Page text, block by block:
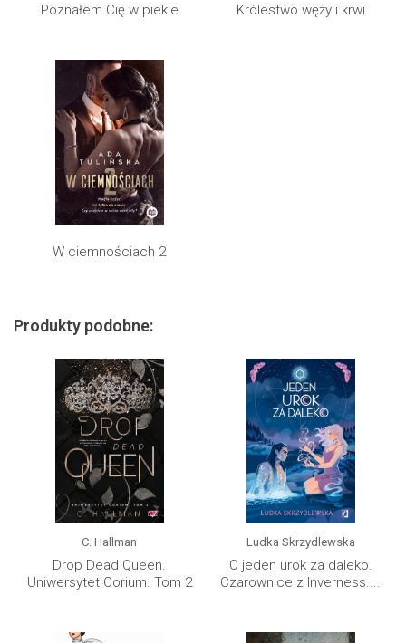
Poznałem Cię w piekle Królestwo węży i krwi
W ciemnościach 2
Produkty podobne:
C. Hallman
Drop Dead Queen.
Uniwersytet Corium. Tom 2
Ludka Skrzydlewska
O jeden urok za daleko.
Czarownice z Inverness....